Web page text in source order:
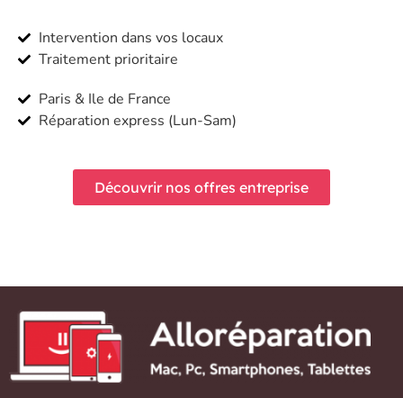
Intervention dans vos locaux
Traitement prioritaire
Paris & Ile de France
Réparation express (Lun-Sam)
Découvrir nos offres entreprise